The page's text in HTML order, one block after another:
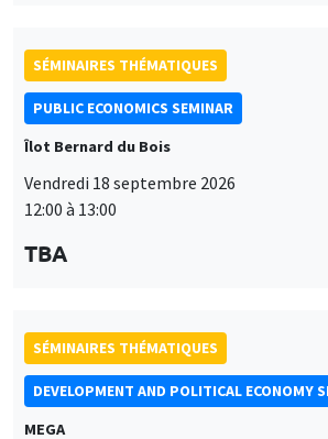
SÉMINAIRES THÉMATIQUES
PUBLIC ECONOMICS SEMINAR
Îlot Bernard du Bois
Vendredi 18 septembre 2026
12:00 à 13:00
TBA
SÉMINAIRES THÉMATIQUES
DEVELOPMENT AND POLITICAL ECONOMY
MEGA